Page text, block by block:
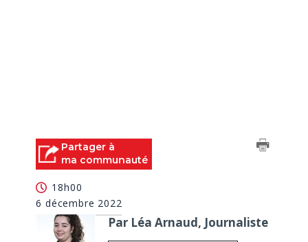
Partager à
ma communauté
18h00
6 décembre 2022
Par Léa Arnaud, Journaliste